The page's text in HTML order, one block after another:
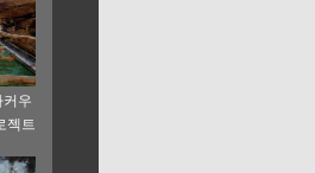
우
젝트